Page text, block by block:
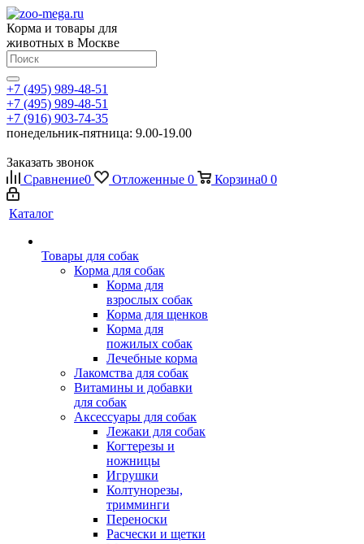
Корма и товары для
животных в Москве
+7 (495) 989-48-51
+7 (495) 989-48-51
+7 (916) 903-74-35
понедельник-пятница: 9.00-19.00
Заказать звонок
Сравнение0 Отложенные 0 Корзина0 0
Каталог
Товары для собак
Корма для собак
Корма для
взрослых собак
Корма для щенков
Корма для
пожилых собак
Лечебные корма
Лакомства для собак
Витамины и добавки
для собак
Аксессуары для собак
Лежаки для собак
Когтерезы и
ножницы
Игрушки
Колтунорезы,
тримминги
Переноски
Расчески и щетки